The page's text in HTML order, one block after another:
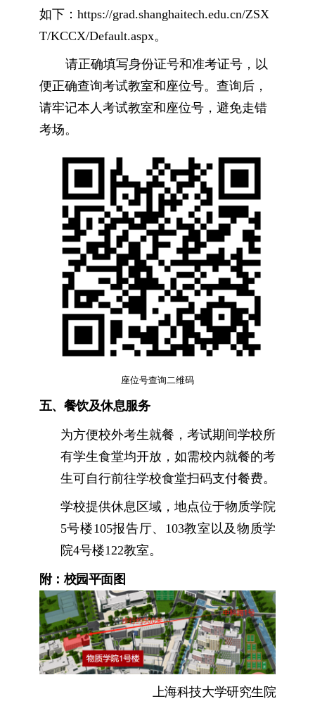
如下： https://grad.shanghaitech.edu.cn/ZSX
T/KCCX/Default.aspx。
请正确填写身份证号和准考证号，以
便正确查询考试教室和座位号。查询后，
请牢记本人考试教室和座位号，避免走错
考场。
座位号查询二维码
五、餐饮及休息服务
为方便校外考生就餐，考试期间学校所
有学生食堂均开放，如需校内就餐的考
生可自行前往学校食堂扫码支付餐费。
学校提供休息区域，地点位于物质学院
5号楼105报告厅、 103教室以及物质学
院4号楼122教室。
附：校园平面图
上海科技大学研究生院